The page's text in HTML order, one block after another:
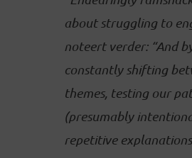
about struggling to
noteert verder: “And
constantly shifting
themes, testing our
(presumably
repetitive